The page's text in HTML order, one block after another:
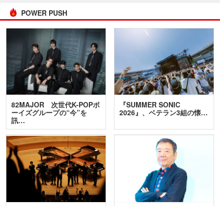
POWER PUSH
82MAJOR 次世代K-POPボ
ーイズグループの“今”を
訊…
『SUMMER SONIC
2026』、ベテラン3組の懐…